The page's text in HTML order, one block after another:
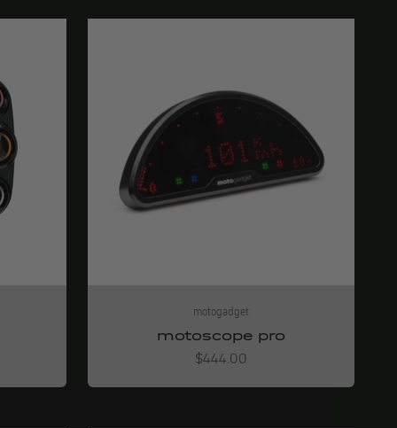
motogadget
motoscope pro
Angebot
$444.00